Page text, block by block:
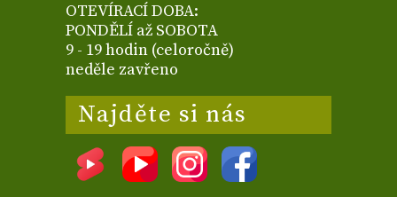
OTEVÍRACÍ DOBA:
PONDĚLÍ až SOBOTA
9 - 19 hodin (celoročně)
neděle zavřeno
Najděte si nás